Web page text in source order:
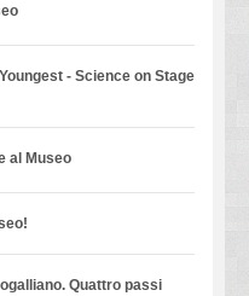
- Science on Stage
al Museo
Quattro passi